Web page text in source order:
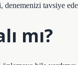
denemenizi tavsiye
mı?